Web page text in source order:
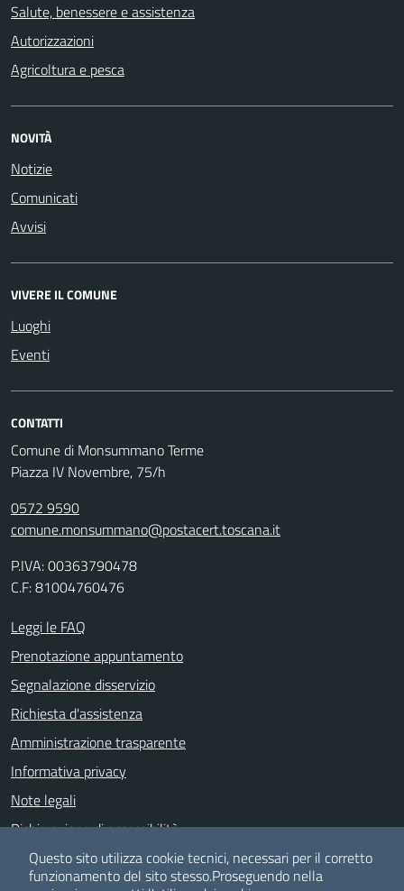
Salute, benessere e assistenza
Autorizzazioni
Agricoltura e pesca
NOVITÀ
Notizie
Comunicati
Avvisi
VIVERE IL COMUNE
Luoghi
Eventi
CONTATTI
Comune di Monsummano Terme
Piazza IV Novembre, 75/h
0572 9590
comune.monsummano@postacert.toscana.it
P.IVA: 00363790478
C.F: 81004760476
Leggi le FAQ
Prenotazione appuntamento
Segnalazione disservizio
Richiesta d'assistenza
Amministrazione trasparente
Informativa privacy
Note legali
Dichiarazione di accessibilità
Albo pretorio
Questo sito utilizza cookie tecnici, necessari per il corretto
funzionamento del sito stesso.Proseguendo nella